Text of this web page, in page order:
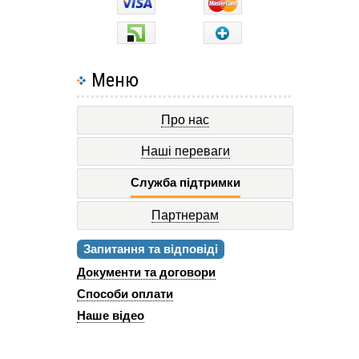
Меню
Про нас
Наші переваги
Служба підтримки
Партнерам
Запитання та відповіді
Документи та договори
Способи оплати
Наше відео